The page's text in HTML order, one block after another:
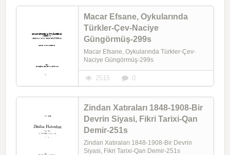
Macar Efsane, Oykularında
Türkler-Çev-Naciye
Güngörmüş-299s
Macar Efsane, Oykularında Türkler-Çev-
Naciye Güngörmüş-299s
2515 0
Zindan Xatıraları 1848-1908-Bir
Devrin Siyasi, Fikri Tarixi-Qan
Demir-251s
Zindan Xatıraları 1848-1908-Bir Devrin
Siyasi, Fikri Tarixi-Qan Demir-251s